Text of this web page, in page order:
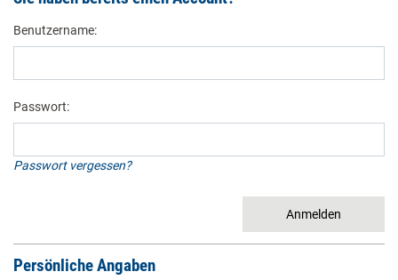
Benutzername:
Passwort:
Passwort vergessen?
Persönliche Angaben